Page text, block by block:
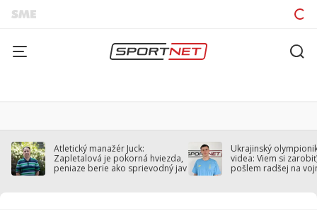
Atletický manažér Juck:
Zapletalová je pokorná hviezda,
peniaze berie ako sprievodný jav
Ukrajinský
videa: Viem si
pošlem radšej na